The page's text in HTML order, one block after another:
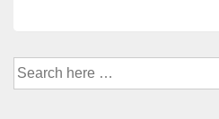
Cerca
per: